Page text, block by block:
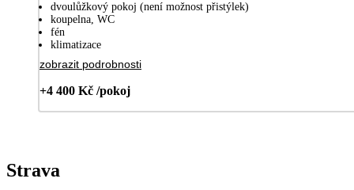
dvoulůžkový pokoj (není možnost přistýlek)
koupelna, WC
fén
klimatizace
zobrazit podrobnosti
+4 400 Kč /pokoj
Strava